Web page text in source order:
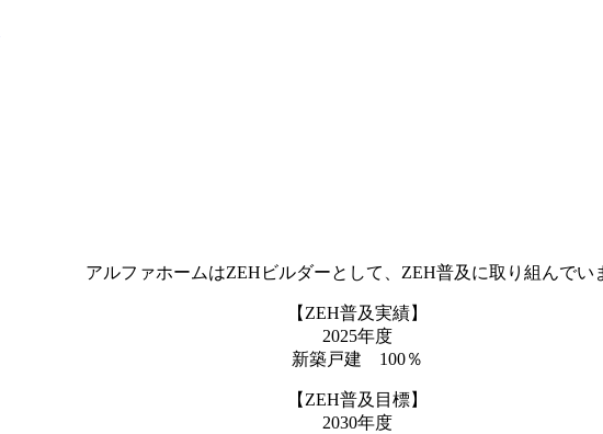
アルファホームはZEHビルダーとして、ZEH普及に取り組んでい
【ZEH普及実績】
2025年度
新築戸建 100％
【ZEH普及目標】
2030年度